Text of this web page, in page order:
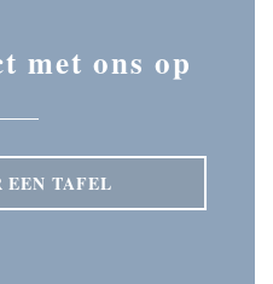
met ons op
EEN TAFEL